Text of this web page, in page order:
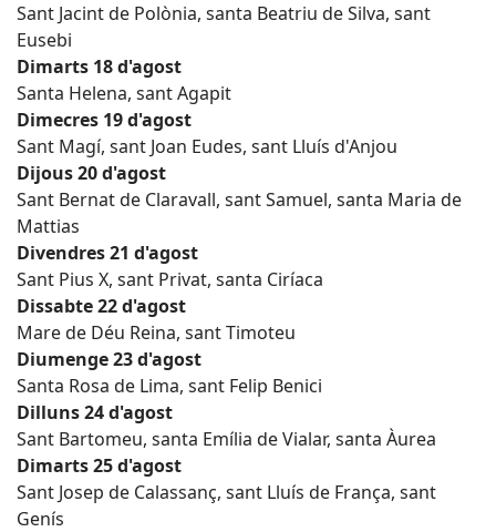
Sant Jacint de Polònia, santa Beatriu de Silva, sant
Eusebi
Dimarts 18 d'agost
Santa Helena, sant Agapit
Dimecres 19 d'agost
Sant Magí, sant Joan Eudes, sant Lluís d'Anjou
Dijous 20 d'agost
Sant Bernat de Claravall, sant Samuel, santa Maria de
Mattias
Divendres 21 d'agost
Sant Pius X, sant Privat, santa Ciríaca
Dissabte 22 d'agost
Mare de Déu Reina, sant Timoteu
Diumenge 23 d'agost
Santa Rosa de Lima, sant Felip Benici
Dilluns 24 d'agost
Sant Bartomeu, santa Emília de Vialar, santa Àurea
Dimarts 25 d'agost
Sant Josep de Calassanç, sant Lluís de França, sant
Genís